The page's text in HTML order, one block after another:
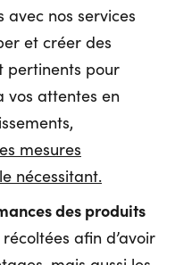
nos services
et créer des
pertinents pour
vos attentes en
mesures
nécessitant.
des produits
afin d’avoir